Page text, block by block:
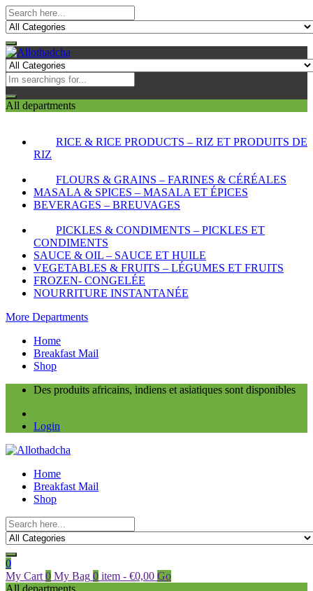
All departments
RICE & RICE PRODUCTS – RIZ ET PRODUITS DE
RIZ
FLOURS & GRAINS – FARINES & CÉRÉALES
MASALA & SPICES – MASALA ET ÉPICES
BEVERAGES – BREUVAGES
PICKLES & CONDIMENTS – PICKLES ET
CONDIMENTS
SAUCE & OIL – SAUCE ET HUILE
VEGETABLES & FRUITS – LÉGUMES ET FRUITS
FROZEN- CONGELÉE
NOURRITURE INSTANTANÉE
More Departments
Home
Breakfast Mail
Shop
Des produits africains, indiens et asiatiques sont disponibles
Login
Home
Breakfast Mail
Shop
0
My Cart 0 My Bag 0 item - €0,00 Go
All departments